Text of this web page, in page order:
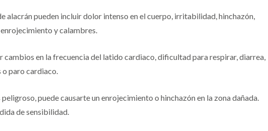
alacrán pueden incluir dolor intenso en el cuerpo, irritabilidad, hinchazón,
y calambres.
cambios en la frecuencia del latido cardiaco, dificultad para respirar, diarrea,
o paro cardiaco.
puede causarte un enrojecimiento o hinchazón en la zona dañada.
de sensibilidad.